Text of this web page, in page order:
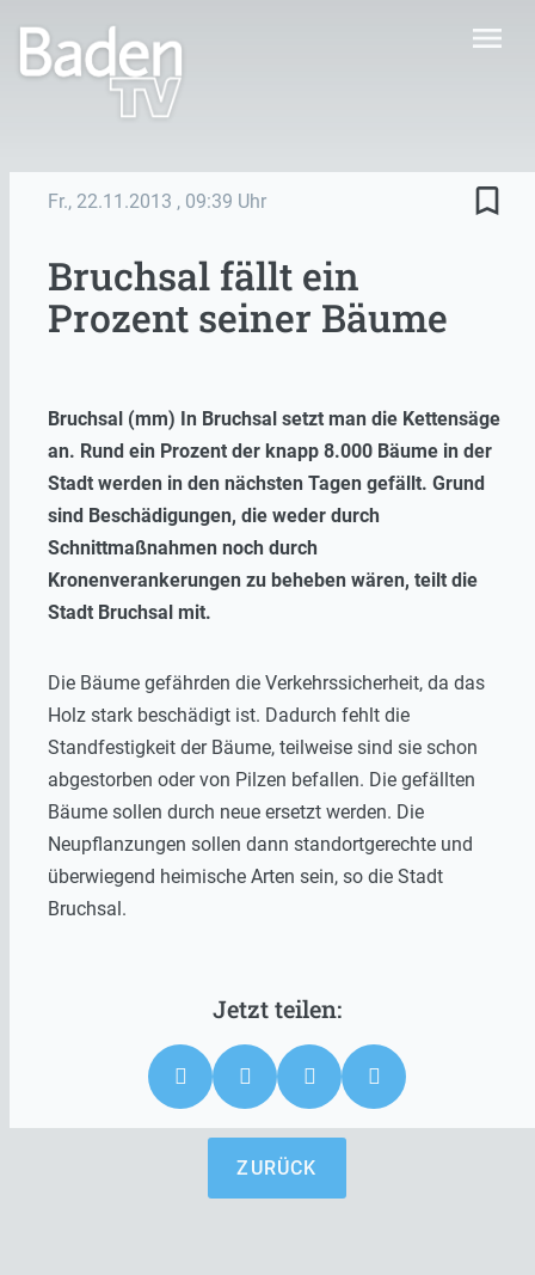
menu
Fr., 22.11.2013 , 09:39 Uhr bookmark_border
Bruchsal fällt ein
Prozent seiner Bäume
Bruchsal (mm) In Bruchsal setzt man die Kettensäge
an. Rund ein Prozent der knapp 8.000 Bäume in der
Stadt werden in den nächsten Tagen gefällt. Grund
sind Beschädigungen, die weder durch
Schnittmaßnahmen noch durch
Kronenverankerungen zu beheben wären, teilt die
Stadt Bruchsal mit.
Die Bäume gefährden die Verkehrssicherheit, da das
Holz stark beschädigt ist. Dadurch fehlt die
Standfestigkeit der Bäume, teilweise sind sie schon
abgestorben oder von Pilzen befallen. Die gefällten
Bäume sollen durch neue ersetzt werden. Die
Neupflanzungen sollen dann standortgerechte und
überwiegend heimische Arten sein, so die Stadt
Bruchsal.
ZURÜCK